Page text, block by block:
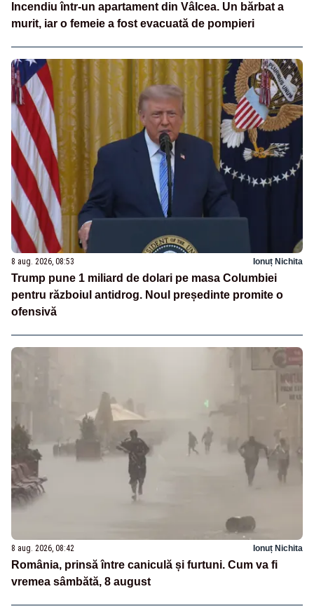
Incendiu într-un apartament din Vâlcea. Un bărbat a
murit, iar o femeie a fost evacuată de pompieri
8 aug. 2026, 08:53 Ionuț Nichita
Trump pune 1 miliard de dolari pe masa Columbiei
pentru războiul antidrog. Noul președinte promite o
ofensivă
8 aug. 2026, 08:42 Ionuț Nichita
România, prinsă între caniculă și furtuni. Cum va fi
vremea sâmbătă, 8 august